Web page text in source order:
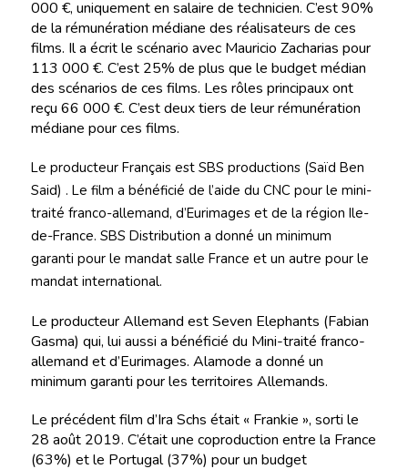
000 €, uniquement en salaire de technicien. C’est 90%
de la rémunération médiane des réalisateurs de ces
films. Il a écrit le scénario avec Mauricio Zacharias pour
113 000 €. C’est 25% de plus que le budget médian
des scénarios de ces films. Les rôles principaux ont
reçu 66 000 €. C’est deux tiers de leur rémunération
médiane pour ces films.
Le producteur Français est SBS productions (Saïd Ben
Said) . Le film a bénéficié de l’aide du CNC pour le mini-
traité franco-allemand, d’Eurimages et de la région Ile-
de-France. SBS Distribution a donné un minimum
garanti pour le mandat salle France et un autre pour le
mandat international.
Le producteur Allemand est Seven Elephants (Fabian
Gasma) qui, lui aussi a bénéficié du Mini-traité franco-
allemand et d’Eurimages. Alamode a donné un
minimum garanti pour les territoires Allemands.
Le précédent film d’Ira Schs était « Frankie », sorti le
28 août 2019. C’était une coproduction entre la France
(63%) et le Portugal (37%) pour un budget